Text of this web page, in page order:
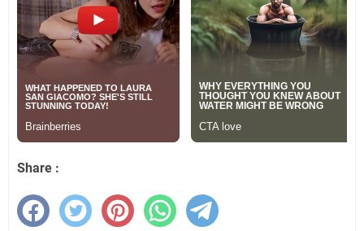
Share :